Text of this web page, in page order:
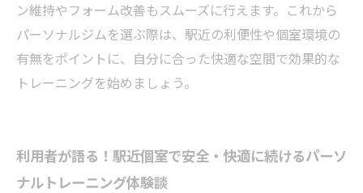
ン維持やフォーム改善もスムーズに行えます。これから
パーソナルジムを選ぶ際は、駅近の利便性や個室環境の
有無をポイントに、自分に合った快適な空間で効果的な
トレーニングを始めましょう。
利用者が語る！駅近個室で安全・快適に続けるパーソ
ナルトレーニング体験談